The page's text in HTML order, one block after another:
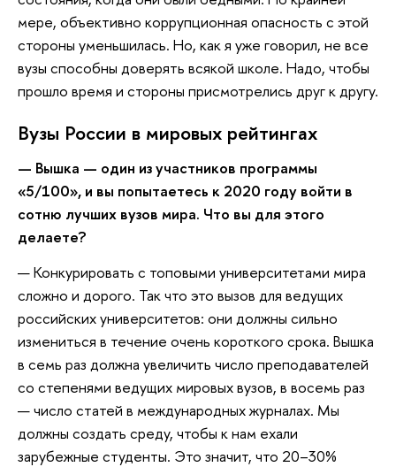
мере, объективно коррупционная опасность с этой
стороны уменьшилась. Но, как я уже говорил, не все
вузы способны доверять всякой школе. Надо, чтобы
прошло время и стороны присмотрелись друг к другу.
Вузы России в мировых рейтингах
— Вышка — один из участников программы
«5/100», и вы попытаетесь к 2020 году войти в
сотню лучших вузов мира. Что вы для этого
делаете?
— Конкурировать с топовыми университетами мира
сложно и дорого. Так что это вызов для ведущих
российских университетов: они должны сильно
измениться в течение очень короткого срока. Вышка
в семь раз должна увеличить число преподавателей
со степенями ведущих мировых вузов, в восемь раз
— число статей в международных журналах. Мы
должны создать среду, чтобы к нам ехали
зарубежные студенты. Это значит, что 20–30%